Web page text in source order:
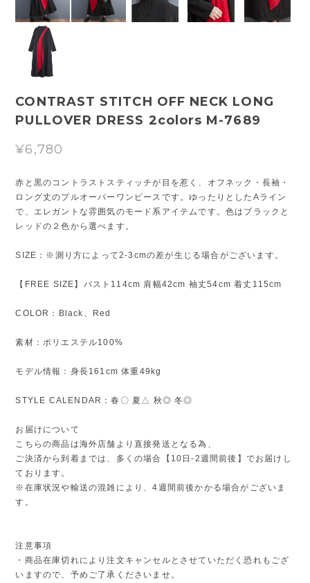
CONTRAST STITCH OFF NECK LONG
PULLOVER DRESS 2colors M-7689
¥6,780
赤と黒のコントラストスティッチが目を惹く、オフネック・長袖・
ロング丈のプルオーバーワンピースです。ゆったりとしたAライン
で、エレガントな雰囲気のモード系アイテムです。色はブラックと
レッドの２色から選べます。
SIZE：※測り方によって2-3cmの差が生じる場合がございます。
【FREE SIZE】バスト114cm 肩幅42cm 袖丈54cm 着丈115cm
COLOR：Black、Red
素材：ポリエステル100%
モデル情報：身長161cm 体重49kg
STYLE CALENDAR：春〇 夏△ 秋◎ 冬◎
お届けについて
こちらの商品は海外店舗より直接発送となる為、
ご決済から到着までは、多くの場合【10日-2週間前後】でお届けし
ております。
※在庫状況や輸送の混雑により、4週間前後かかる場合がございま
す。
注意事項
・商品在庫切れにより注文キャンセルとさせていただく恐れもござ
いますので、予めご了承くださいませ。